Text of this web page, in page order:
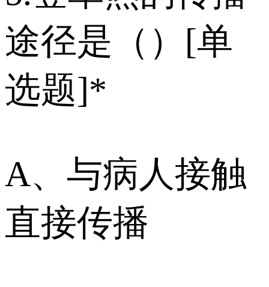
途径是（）[单
选题]*
A、与病人接触
直接传播